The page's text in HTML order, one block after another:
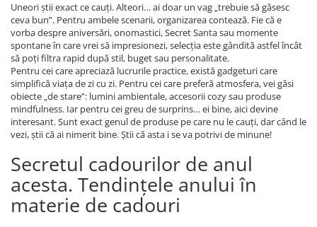
Uneori știi exact ce cauți. Alteori… ai doar un vag „trebuie să găsesc
ceva bun”. Pentru ambele scenarii, organizarea contează. Fie că e
vorba despre aniversări, onomastici, Secret Santa sau momente
spontane în care vrei să impresionezi, selecția este gândită astfel încât
să poți filtra rapid după stil, buget sau personalitate.
Pentru cei care apreciază lucrurile practice, există gadgeturi care
simplifică viața de zi cu zi. Pentru cei care preferă atmosfera, vei găsi
obiecte „de stare”: lumini ambientale, accesorii cozy sau produse
mindfulness. Iar pentru cei greu de surprins… ei bine, aici devine
interesant. Sunt exact genul de produse pe care nu le cauți, dar când le
vezi, știi că ai nimerit bine. Știi că asta i se va potrivi de minune!
Secretul cadourilor de anul
acesta. Tendințele anului în
materie de cadouri